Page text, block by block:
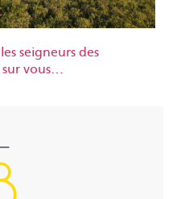
seigneurs des
sur vous…